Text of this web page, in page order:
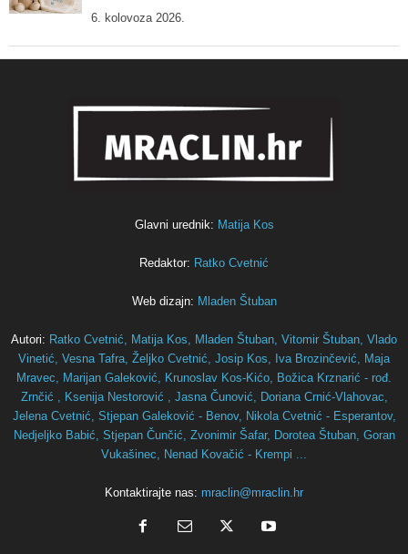
6. kolovoza 2026.
Glavni urednik: Matija Kos
Redaktor: Ratko Cvetnić
Web dizajn: Mladen Štuban
Autori: Ratko Cvetnić, Matija Kos, Mladen Štuban, Vitomir Štuban, Vlado
Vinetić, Vesna Tafra, Željko Cvetnić, Josip Kos, Iva Brozinčević, Maja
Mravec, Marijan Galeković, Krunoslav Kos-Kićo, Božica Krznarić - rođ.
Zrnčić , Ksenija Nestorović , Jasna Čunović, Doriana Crnić-Vlahovac,
Jelena Cvetnić, Stjepan Galeković - Benov, Nikola Cvetnić - Esperantov,
Nedjeljko Babić, Stjepan Čunčić, Zvonimir Šafar, Dorotea Štuban, Goran
Vukašinec, Nenad Kovačić - Krempi ...
Kontaktirajte nas: mraclin@mraclin.hr